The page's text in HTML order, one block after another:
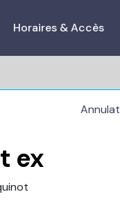
Horaires & Accès
ex